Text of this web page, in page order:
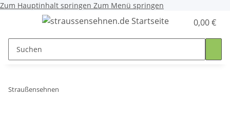
Zum Hauptinhalt springen Zum Menü springen
0,00 €
Straußensehnen